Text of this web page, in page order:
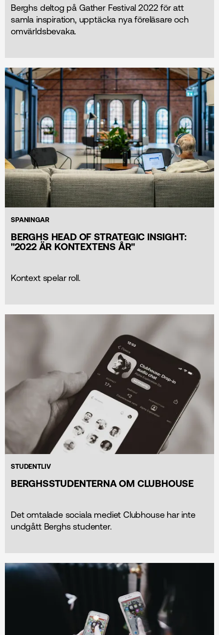
Berghs deltog på Gather Festival 2022 för att
samla inspiration, upptäcka nya föreläsare och
omvärldsbevaka.
SPANINGAR
BERGHS HEAD OF STRATEGIC INSIGHT:
''2022 ÄR KONTEXTENS ÅR''
Kontext spelar roll.
STUDENTLIV
BERGHSSTUDENTERNA OM CLUBHOUSE
Det omtalade sociala mediet Clubhouse har inte
undgått Berghs studenter.